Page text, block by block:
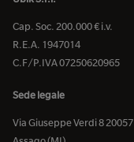
Cap. Soc. 200.000 € i.v.
R.E.A. 1947014
C.F/P.IVA 07250620965
Sede legale
Via Giuseppe Verdi 8 20057